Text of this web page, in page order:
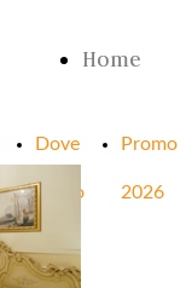
Home
Dove
siamo
Promo
2026